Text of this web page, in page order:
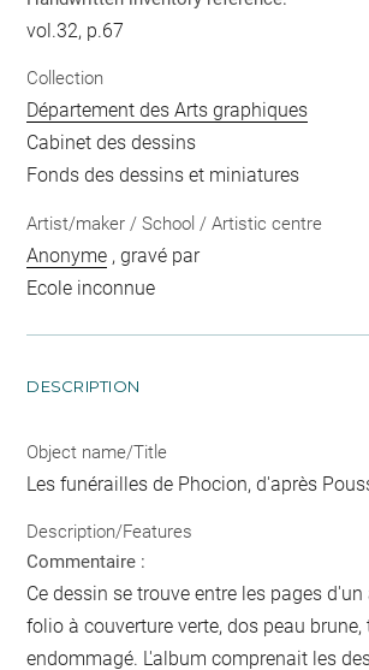
vol.32, p.67
Collection
Département des Arts graphiques
Cabinet des dessins
Fonds des dessins et miniatures
Artist/maker / School / Artistic centre
Anonyme , gravé par
Ecole inconnue
DESCRIPTION
Object name/Title
Les funérailles de Phocion, d'après
Description/Features
Commentaire :
Ce dessin se trouve entre les pages
folio à couverture verte, dos peau brune,
endommagé. L'album comprenait les